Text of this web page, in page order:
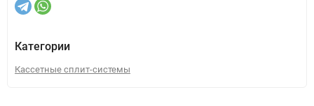
Категории
Кассетные сплит-системы